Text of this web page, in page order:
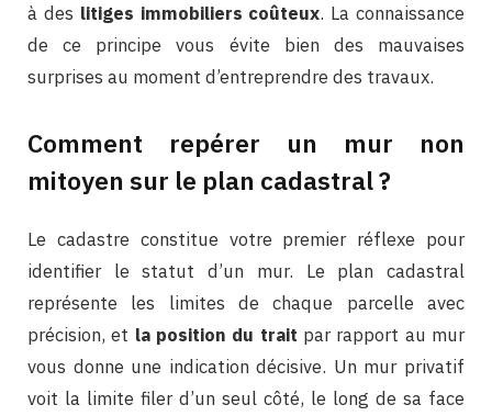
à des litiges immobiliers coûteux. La connaissance
de ce principe vous évite bien des mauvaises
surprises au moment d’entreprendre des travaux.
Comment repérer un mur non
mitoyen sur le plan cadastral ?
Le cadastre constitue votre premier réflexe pour
identifier le statut d’un mur. Le plan cadastral
représente les limites de chaque parcelle avec
précision, et la position du trait par rapport au mur
vous donne une indication décisive. Un mur privatif
voit la limite filer d’un seul côté, le long de sa face